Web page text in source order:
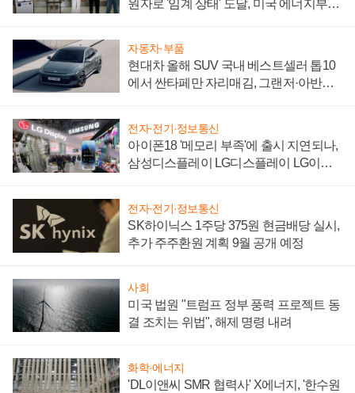
원자로 '임계 상태' 도달, 미국 에너지부
자동차·부품
현대차 올해 SUV 국내 베스트셀러 톱10
에서 싼타페만 자리매김, 그랜저·아반떼
전자·전기·정보통신
아이폰18 '메모리 부족'에 출시 지연되나,
삼성디스플레이 LG디스플레이 LG이노
전자·전기·정보통신
SK하이닉스 1주당 375원 현금배당 실시,
추가 주주환원 계획 9월 공개 예정
사회
미국 법원 "트럼프 정부 풍력 프로젝트 동
결 조치는 위법", 해제 명령 내려
화학·에너지
'DL이앤씨 SMR 협력사' X에너지, '한수원